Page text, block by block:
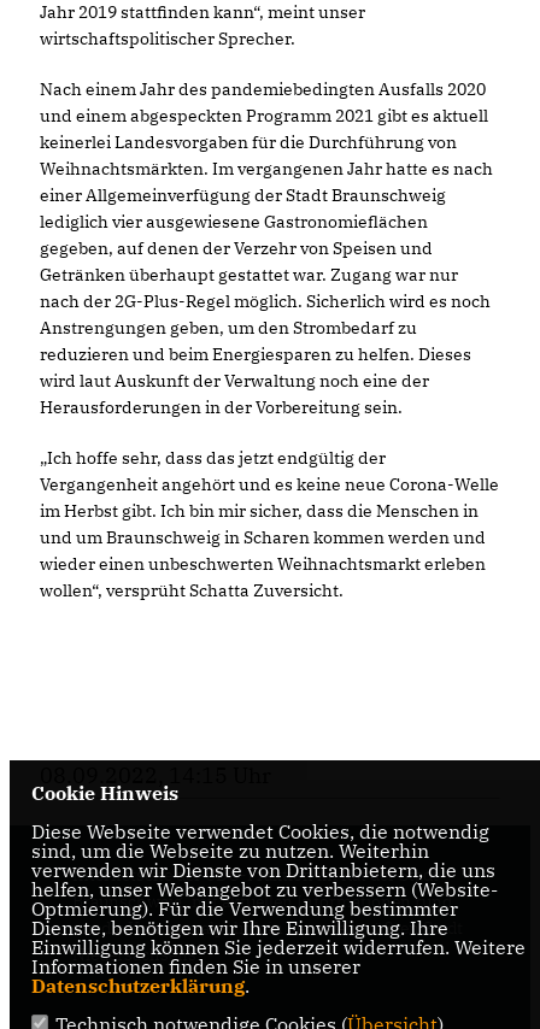
Jahr 2019 stattfinden kann“, meint unser
wirtschaftspolitischer Sprecher.
Nach einem Jahr des pandemiebedingten Ausfalls 2020
und einem abgespeckten Programm 2021 gibt es aktuell
keinerlei Landesvorgaben für die Durchführung von
Weihnachtsmärkten. Im vergangenen Jahr hatte es nach
einer Allgemeinverfügung der Stadt Braunschweig
lediglich vier ausgewiesene Gastronomieflächen
gegeben, auf denen der Verzehr von Speisen und
Getränken überhaupt gestattet war. Zugang war nur
nach der 2G-Plus-Regel möglich. Sicherlich wird es noch
Anstrengungen geben, um den Strombedarf zu
reduzieren und beim Energiesparen zu helfen. Dieses
wird laut Auskunft der Verwaltung noch eine der
Herausforderungen in der Vorbereitung sein.
Ich hoffe sehr, dass das jetzt endgültig der
Vergangenheit angehört und es keine neue Corona-Welle
im Herbst gibt. Ich bin mir sicher, dass die Menschen in
und um Braunschweig in Scharen kommen werden und
wieder einen unbeschwerten Weihnachtsmarkt erleben
wollen“, versprüht Schatta Zuversicht.
Internetseite der CDU-Fraktion im Rat der Stadt
Braunschweig, mit aktuellen Informationen rund
um die Kommunalpolitik in der zweitgrößten Stadt
Niedersachsens.
Cookie Hinweis
Diese Webseite verwendet Cookies, die notwendig
sind, um die Webseite zu nutzen. Weiterhin
verwenden wir Dienste von Drittanbietern, die uns
helfen, unser Webangebot zu verbessern (Website-
Optmierung). Für die Verwendung bestimmter
Dienste, benötigen wir Ihre Einwilligung. Ihre
Einwilligung können Sie jederzeit widerrufen. Weitere
Informationen finden Sie in unserer
Datenschutzerklärung.
Technisch notwendige Cookies (Übersicht)